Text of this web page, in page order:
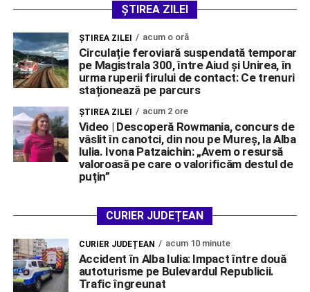
ȘTIREA ZILEI
ŞTIREA ZILEI acum o oră
Circulație feroviară suspendată temporar
pe Magistrala 300, între Aiud și Unirea, în
urma ruperii firului de contact: Ce trenuri
staționează pe parcurs
ŞTIREA ZILEI acum 2 ore
Video | Descoperă Rowmania, concurs de
vâslit în canotci, din nou pe Mureș, la Alba
Iulia. Ivona Patzaichin: „Avem o resursă
valoroasă pe care o valorificăm destul de
puțin”
CURIER JUDEȚEAN
CURIER JUDEȚEAN acum 10 minute
Accident în Alba Iulia: Impact între două
autoturisme pe Bulevardul Republicii.
Trafic îngreunat